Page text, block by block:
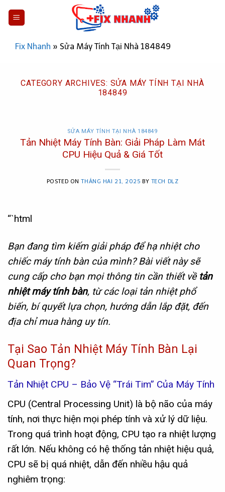
Fix Nhanh » Sửa Máy Tính Tại Nhà 184849
CATEGORY ARCHIVES: SỬA MÁY TÍNH TẠI NHÀ
184849
SỬA MÁY TÍNH TẠI NHÀ 184849
Tản Nhiệt Máy Tính Bàn: Giải Pháp Làm Mát
CPU Hiệu Quả & Giá Tốt
POSTED ONTHÁNG HAI 21, 2025 BY TECH DLZ
“`html
Bạn đang tìm kiếm giải pháp để hạ nhiệt cho
chiếc máy tính bàn của mình? Bài viết này sẽ
cung cấp cho bạn mọi thông tin cần thiết về tản
nhiệt máy tính bàn, từ các loại tản nhiệt phổ
biến, bí quyết lựa chọn, hướng dẫn lắp đặt, đến
địa chỉ mua hàng uy tín.
Tại Sao Tản Nhiệt Máy Tính Bàn Lại
Quan Trọng?
Tản Nhiệt CPU – Bảo Vệ “Trái Tim” Của Máy Tính
CPU (Central Processing Unit) là bộ não của máy
tính, nơi thực hiện mọi phép tính và xử lý dữ liệu.
Trong quá trình hoạt động, CPU tạo ra nhiệt lượng
rất lớn. Nếu không có hệ thống tản nhiệt hiệu quả,
CPU sẽ bị quá nhiệt, dẫn đến nhiều hậu quả
nghiêm trọng: